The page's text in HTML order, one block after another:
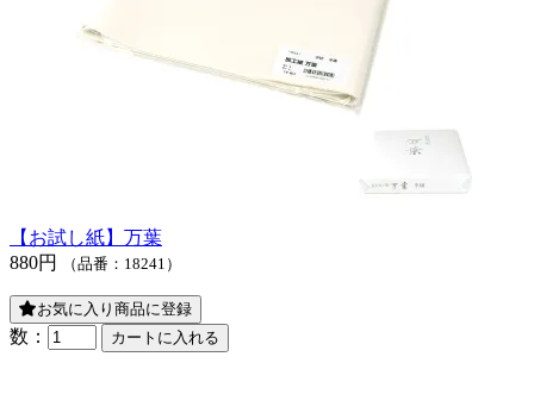
【お試し紙】万葉
880円
（品番：18241）
お気に入り商品に登録
数：